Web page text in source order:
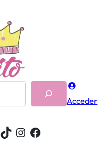
Acceder
TikTok
Instagram
Facebook